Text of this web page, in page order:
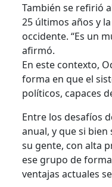
También se refirió
25 últimos años y
occidente. “Es un
afirmó.
En este contexto,
forma en que el
políticos, capaces
Entre los desafíos
anual, y que si
su gente, con alta
ese grupo de
ventajas actuales